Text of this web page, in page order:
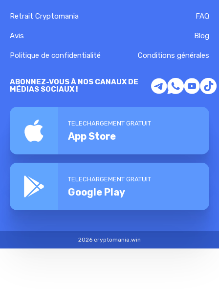
Retrait Cryptomania FAQ
Avis Blog
Politique de confidentialité Conditions générales
ABONNEZ-VOUS À NOS CANAUX DE
MÉDIAS SOCIAUX !
TELECHARGEMENT GRATUIT
App Store
TELECHARGEMENT GRATUIT
Google Play
2026 cryptomania.win